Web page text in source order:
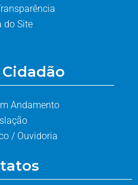
do Site
Andamento
/ Ouvidoria